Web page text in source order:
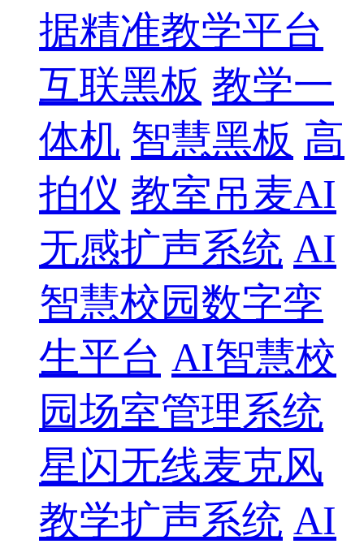
据精准教学平台
互联黑板 教学一
体机 智慧黑板 高
拍仪 教室吊麦AI
无感扩声系统 AI
智慧校园数字孪
生平台 AI智慧校
园场室管理系统
星闪无线麦克风
教学扩声系统 AI